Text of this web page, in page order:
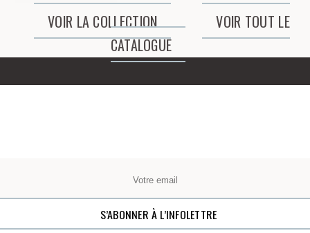
de ce genre, dit-il tandis
que nous marchions sur
les pentes de
essayent de me
persuader qu’avec un de
VOIR LA COLLECTION
VOIR TOUT LE
CATALOGUE